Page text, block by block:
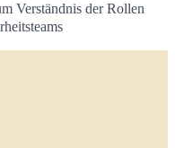
Verständnis der Rollen